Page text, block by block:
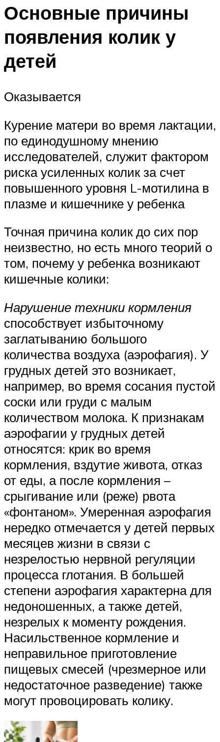
Основные причины
появления колик у
детей
Оказывается
Курение матери во время лактации,
по единодушному мнению
исследователей, служит фактором
риска усиленных колик за счет
повышенного уровня L-мотилина в
плазме и кишечнике у ребенка
Точная причина колик до сих пор
неизвестно, но есть много теорий о
том, почему у ребенка возникают
кишечные колики:
Нарушение техники кормления
способствует избыточному
заглатыванию большого
количества воздуха (аэрофагия). У
грудных детей это возникает,
например, во время сосания пустой
соски или груди с малым
количеством молока. К признакам
аэрофагии у грудных детей
относятся: крик во время
кормления, вздутие живота, отказ
от еды, а после кормления –
срыгивание или (реже) рвота
«фонтаном». Умеренная аэрофагия
нередко отмечается у детей первых
месяцев жизни в связи с
незрелостью нервной регуляции
процесса глотания. В большей
степени аэрофагия характерна для
недоношенных, а также детей,
незрелых к моменту рождения.
Насильственное кормление и
неправильное приготовление
пищевых смесей (чрезмерное или
недостаточное разведение) также
могут провоцировать колику.